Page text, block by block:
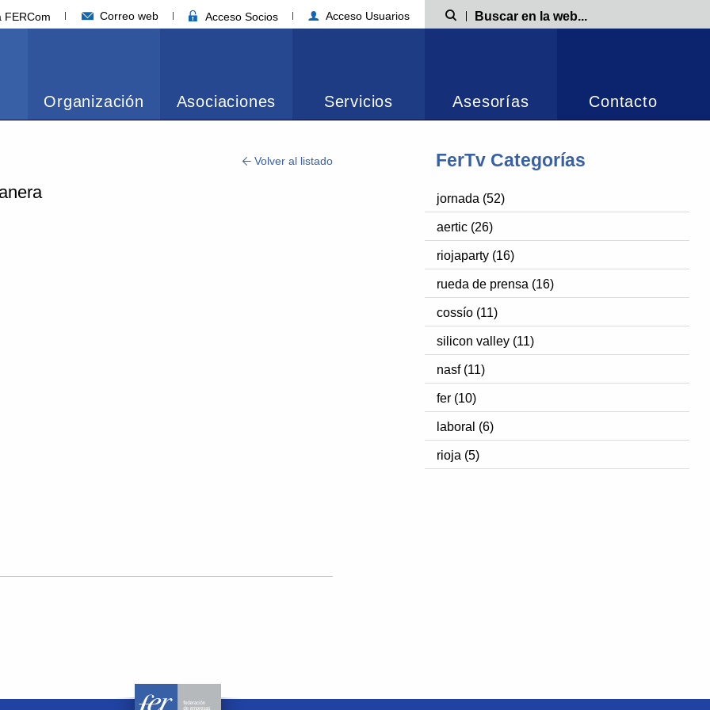
FERCom Correo web Acceso Socios Acceso Usuarios Búsqueda
Organización Asociaciones Servicios Asesorías Contacto
FerTv Categorías
jornada (52)
aertic (26)
riojaparty (16)
rueda de prensa (16)
cossío (11)
silicon valley (11)
nasf (11)
fer (10)
laboral (6)
rioja (5)
Volver al listado